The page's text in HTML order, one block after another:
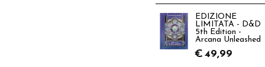
EDIZIONE
LIMITATA - D&D
5th Edition -
Arcana Unleashed
€ 49,99